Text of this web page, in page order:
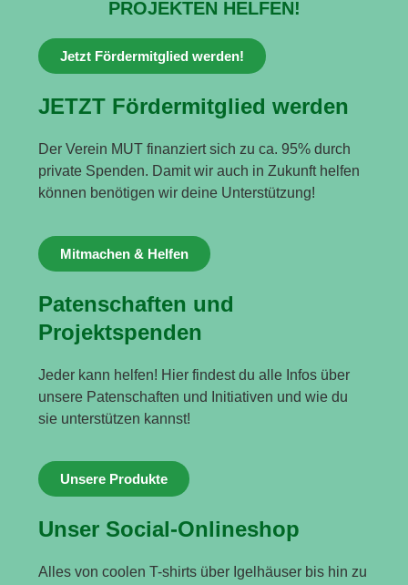
PROJEKTEN HELFEN!
Jetzt Fördermitglied werden!
JETZT Fördermitglied werden
Der Verein MUT finanziert sich zu ca. 95% durch
private Spenden. Damit wir auch in Zukunft helfen
können benötigen wir deine Unterstützung!
Mitmachen & Helfen
Patenschaften und
Projektspenden
Jeder kann helfen! Hier findest du alle Infos über
unsere Patenschaften und Initiativen und wie du
sie unterstützen kannst!
Unsere Produkte
Unser Social-Onlineshop
Alles von coolen T-shirts über Igelhäuser bis hin zu